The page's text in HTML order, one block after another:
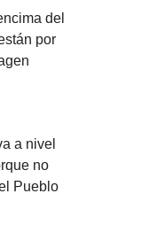
del
por
a nivel
no
Pueblo